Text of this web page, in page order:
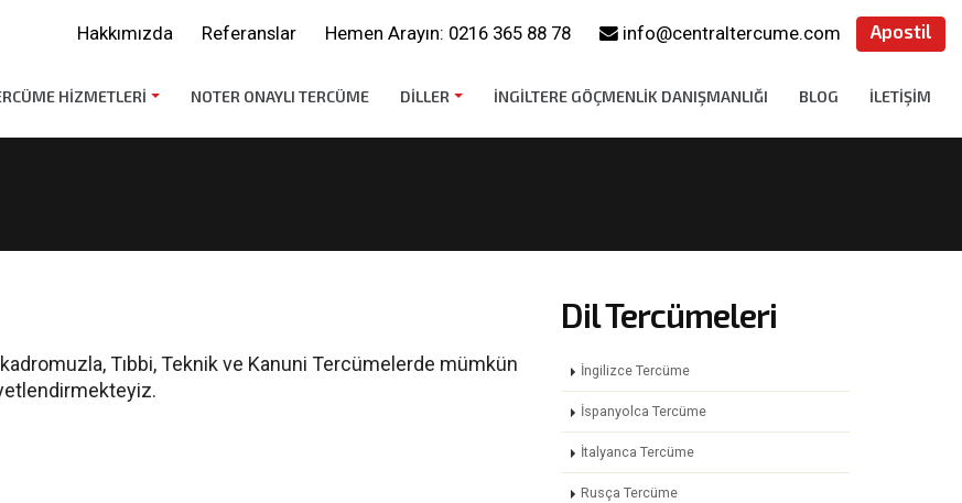
Hakkımızda Referanslar Hemen Arayın: 0216 365 88 78 info@centraltercume.com Apostil
HIZMETLERI NOTER ONAYLI TERCÜME DILLER İNGILTERE GÖÇMENLIK DANIŞMANLIĞI BLOG İLETIŞIM
Tıbbi, Teknik ve Kanuni Tercümelerde mümkün
Dil Tercümeleri
İngilizce Tercüme
İspanyolca Tercüme
İtalyanca Tercüme
Rusça Tercüme